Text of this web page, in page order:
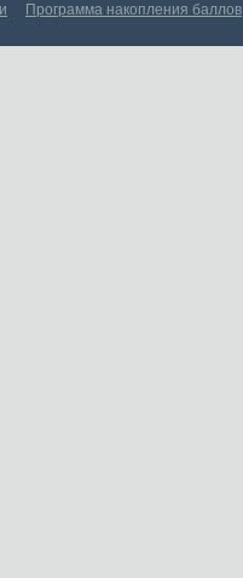
Программа накопления баллов